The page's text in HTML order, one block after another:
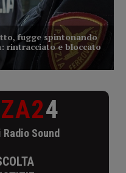
4
Sound